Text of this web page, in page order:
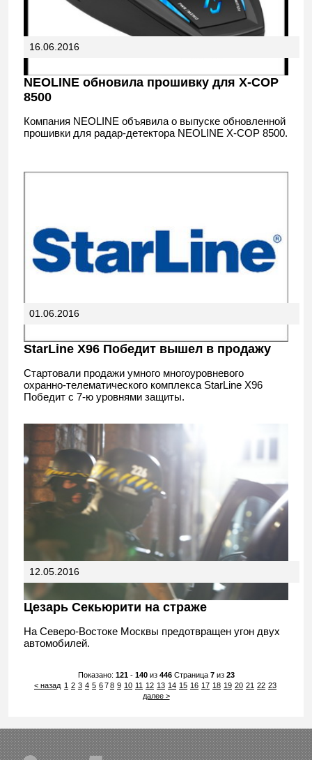
16.06.2016
NEOLINE обновила прошивку для X-COP
8500
Компания NEOLINE объявила о выпуске обновленной
прошивки для радар-детектора NEOLINE X-COP 8500.
01.06.2016
StarLine Х96 Победит вышел в продажу
Стартовали продажи умного многоуровневого
охранно-телематического комплекса StarLine X96
Победит с 7-ю уровнями защиты.
12.05.2016
Цезарь Секьюрити на страже
На Северо-Востоке Москвы предотвращен угон двух
автомобилей.
Показано: 121- 140из 446Страница 7из 23
< назад 1 2 3 4 5 678 9 10 11 12 13 14 15 16 17 18 19 20 21 22 23
далее >